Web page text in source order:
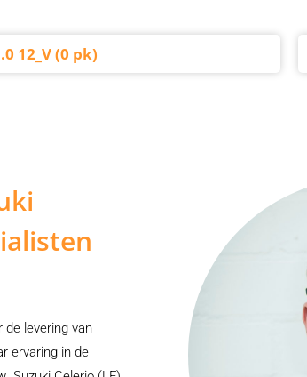
12_V (0 pk)
de levering van
ervaring in de